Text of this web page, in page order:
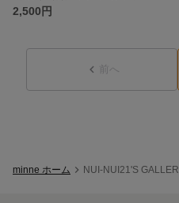
2,500円
前へ
minne ホーム NUI-NUI21'S